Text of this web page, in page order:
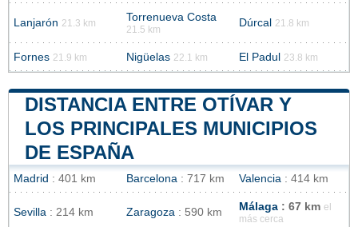
Lanjarón 21.3 km Torrenueva Costa
21.5 km
Dúrcal 21.8 km
Fornes 21.9 km Nigüelas 22.1 km El Padul 23.8 km
DISTANCIA ENTRE OTÍVAR Y
LOS PRINCIPALES MUNICIPIOS
DE ESPAÑA
Madrid : 401 km Barcelona : 717 km Valencia : 414 km
Sevilla : 214 km Zaragoza : 590 km Málaga : 67 km el
más cerca